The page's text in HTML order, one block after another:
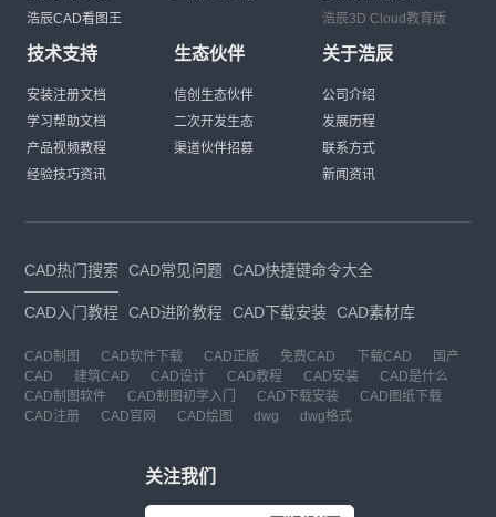
浩辰CAD看图王
浩辰3D Cloud教育版
技术支持
安装注册文档
学习帮助文档
产品视频教程
经验技巧资讯
生态伙伴
信创生态伙伴
二次开发生态
渠道伙伴招募
关于浩辰
公司介绍
发展历程
联系方式
新闻资讯
CAD热门搜索 CAD常见问题 CAD快捷键命令大全
CAD入门教程 CAD进阶教程 CAD下载安装 CAD素材库
CAD制图 CAD软件下载 CAD正版 免费CAD 下载CAD
国产
CAD
建筑CAD CAD设计 CAD教程 CAD安装
CAD是什么
CAD制图软件
CAD制图初学入门 CAD下载安装
CAD图纸下载
CAD注册
CAD官网 CAD绘图 dwg dwg格式
关注我们